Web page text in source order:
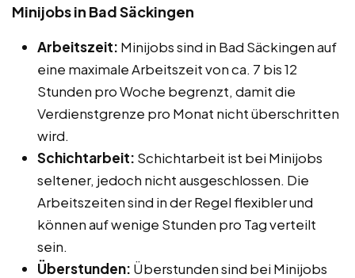
Minijobs in Bad Säckingen
Arbeitszeit: Minijobs sind in Bad Säckingen auf
eine maximale Arbeitszeit von ca. 7 bis 12
Stunden pro Woche begrenzt, damit die
Verdienstgrenze pro Monat nicht überschritten
wird.
Schichtarbeit: Schichtarbeit ist bei Minijobs
seltener, jedoch nicht ausgeschlossen. Die
Arbeitszeiten sind in der Regel flexibler und
können auf wenige Stunden pro Tag verteilt
sein.
Überstunden: Überstunden sind bei Minijobs